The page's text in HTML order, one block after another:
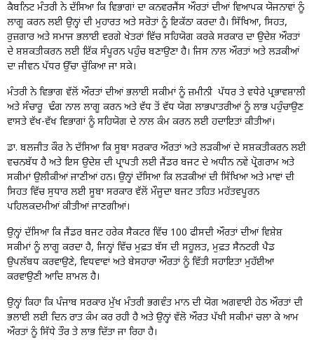
ਕੈਬਨਿਟ ਮੰਤਰੀ ਨੇ ਦੱਸਿਆ ਕਿ ਵਿਭਾਗਾਂ ਦਾ ਕਨਵਰਜੈਂਸ ਔਰਤਾਂ ਦੀਆਂ ਵਿਆਪਕ ਯੋਜਨਾਵਾਂ ਨੂੰ
ਲਾਗੂ ਕਰਨ ਲਈ ਉਨ੍ਹਾਂ ਦੀ ਮੁਹਾਰਤ ਅਤੇ ਸਰੋਤਾਂ ਨੂੰ ਇਕੱਠਾ ਕਰਦਾ ਹੈ। ਸਿੱਖਿਆ, ਸਿਹਤ,
ਰੁਜ਼ਗਾਰ ਅਤੇ ਸਮਾਜ ਭਲਾਈ ਵਰਗੇ ਖੇਤਰਾਂ ਵਿੱਚ ਸਹਿਯੋਗ ਕਰਕੇ ਸਰਕਾਰ ਦਾ ਉਦੇਸ਼ ਔਰਤਾਂ
ਦੇ ਸ਼ਸ਼ਕਤੀਕਰਨ ਲਈ ਇੱਕ ਸੰਪੂਰਨ ਪਹੁੰਚ ਬਣਾਉਣਾ ਹੈ। ਜਿਸ ਨਾਲ ਔਰਤਾਂ ਅਤੇ ਲੜਕੀਆਂ
ਦਾ ਜੀਵਨ ਪੱਧਰ ਉੱਚਾ ਚੁੱਕਿਆ ਜਾ ਸਕੇ।
ਮੰਤਰੀ ਨੇ ਵਿਭਾਗ ਵੱਲੋਂ ਔਰਤਾਂ ਦੀਆਂ ਭਲਾਈ ਸਕੀਮਾਂ ਨੂੰ ਜ਼ਮੀਨੀ ਪੱਧਰ ਤੇ ਵਧੇਰੇ ਪ੍ਰਭਾਵਸ਼ਾਲੀ
ਅਤੇ ਸੰਚਾਰੂ ਢੰਗ ਨਾਲ ਲਾਗੂ ਕਰਨ ਅਤੇ ਵੱਧ ਤੋਂ ਵੱਧ ਯੋਗ ਲਾਭਪਾਤਰੀਆਂ ਨੂੰ ਲਾਭ ਪਹੁੰਚਾਉਣ
ਵਾਸਤੇ ਵੱਖ-ਵੱਖ ਵਿਭਾਗਾਂ ਨੂੰ ਸਹਿਯੋਗ ਦੇ ਨਾਲ ਕੰਮ ਕਰਨ ਲਈ ਹਦਾਇਤਾਂ ਕੀਤੀਆਂ।
ਡਾ. ਬਲਜੀਤ ਕੌਰ ਨੇ ਦੱਸਿਆ ਕਿ ਸੂਬਾ ਸਰਕਾਰ ਔਰਤਾਂ ਅਤੇ ਲੜਕੀਆਂ ਦੇ ਸਸ਼ਕਤੀਕਰਨ ਲਈ
ਵਚਨਬੱਧ ਹੈ ਅਤੇ ਇਸ ਉਦੇਸ਼ ਦੀ ਪ੍ਰਾਪਤੀ ਲਈ ਜੈਂਡਰ ਬਜਟ ਦੇ ਅਧੀਨ ਨਵੇਂ ਪ੍ਰੋਗਰਾਮ ਅਤੇ
ਸਕੀਮਾਂ ਉਲੀਕੀਆਂ ਜਾਣੀਆਂ ਹਨ। ਉਨ੍ਹਾਂ ਦੱਸਿਆ ਕਿ ਲੜਕੀਆਂ ਦੀ ਸਿੱਖਿਆ ਅਤੇ ਮਾਵਾਂ ਦੀ
ਸਿਹਤ ਵਿੱਚ ਸੁਧਾਰ ਲਈ ਸੂਬਾ ਸਰਕਾਰ ਵੱਲੋਂ ਮੌਜੂਦਾ ਬਜਟ ਤਹਿਤ ਮਹੱਤਵਪੂਰਨ
ਪਹਿਲਕਦਮੀਆਂ ਕੀਤੀਆਂ ਜਾਣਗੀਆਂ।
ਉਨ੍ਹਾਂ ਦੱਸਿਆ ਕਿ ਜੈਂਡਰ ਬਜਟ ਹਰੇਕ ਸੈਕਟਰ ਵਿੱਚ 100 ਫੀਸਦੀ ਔਰਤਾਂ ਦੀਆਂ ਵਿਸ਼ੇਸ਼
ਸਕੀਮਾਂ ਨੂੰ ਲਾਗੂ ਕਰਦਾ ਹੈ, ਜਿਨ੍ਹਾਂ ਵਿੱਚ ਮੁਫ਼ਤ ਬੱਸ ਦੀ ਸਹੂਲਤ, ਮੁਫ਼ਤ ਸੈਨਟਰੀ ਪੈਡ
ਉਪਲੱਬਧ ਕਰਵਾਉਣੇ, ਵਿਧਵਾਵਾਂ ਅਤੇ ਬੇਸਹਾਰਾ ਔਰਤਾਂ ਨੂੰ ਵਿੱਤੀ ਸਹਾਇਤਾ ਮੁਹੱਈਆ
ਕਰਵਾਉਣੀ ਆਦਿ ਸ਼ਾਮਲ ਹੈ।
ਉਨ੍ਹਾਂ ਕਿਹਾ ਕਿ ਪੰਜਾਬ ਸਰਕਾਰ ਮੁੱਖ ਮੰਤਰੀ ਭਗਵੰਤ ਮਾਨ ਦੀ ਯੋਗ ਅਗਵਾਈ ਹੇਠ ਔਰਤਾਂ ਦੀ
ਭਲਾਈ ਲਈ ਦਿਨ ਰਾਤ ਕੰਮ ਕਰ ਰਹੀ ਹੈ ਅਤੇ ਉਨ੍ਹਾਂ ਵੱਲੋ ਔਰਤ ਪੱਖੀ ਸਕੀਮਾਂ ਚਲਾ ਕੇ ਆਮ
ਔਰਤਾਂ ਨੂੰ ਸਿੱਧੇ ਤੌਰ ਤੇ ਲਾਭ ਦਿੱਤਾ ਜਾ ਰਿਹਾ ਹੈ।